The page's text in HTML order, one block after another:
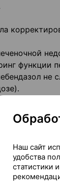
функции
не
у детей
дозу,
Наш сайт
удобства
статистики